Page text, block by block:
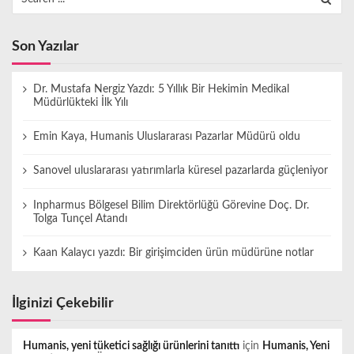
Son Yazılar
Dr. Mustafa Nergiz Yazdı: 5 Yıllık Bir Hekimin Medikal
Müdürlükteki İlk Yılı
Emin Kaya, Humanis Uluslararası Pazarlar Müdürü oldu
Sanovel uluslararası yatırımlarla küresel pazarlarda güçleniyor
Inpharmus Bölgesel Bilim Direktörlüğü Görevine Doç. Dr.
Tolga Tunçel Atandı
Kaan Kalaycı yazdı: Bir girişimciden ürün müdürüne notlar
İlginizi Çekebilir
Humanis, yeni tüketici sağlığı ürünlerini tanıttı için Humanis, Yeni